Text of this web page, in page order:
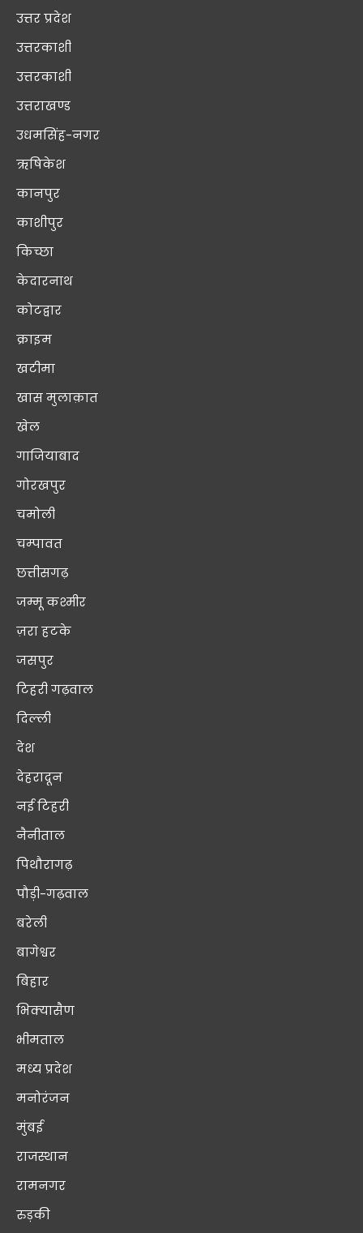
उत्तर प्रदेश
उत्तरकाशी
उत्तरकाशी
उत्तराखण्ड
उधमसिंह-नगर
ऋषिकेश
कानपुर
काशीपुर
किच्छा
केदारनाथ
कोटद्वार
क्राइम
खटीमा
खास मुलाक़ात
खेल
गाजियाबाद
गोरखपुर
चमोली
चम्पावत
छत्तीसगढ़
जम्मू कश्मीर
ज़रा हटके
जसपुर
टिहरी गढ़वाल
दिल्ली
देश
देहरादून
नई टिहरी
नैनीताल
पिथौरागढ़
पौड़ी-गढ़वाल
बरेली
बागेश्वर
बिहार
भिक्यासैण
भीमताल
मध्य प्रदेश
मनोरंजन
मुंबई
राजस्थान
रामनगर
रुड़की